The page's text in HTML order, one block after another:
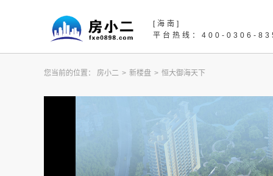
[海南]
平台热线：400-0306-
您当前的位置： 房小二 > 新楼盘 > 恒大御海天下